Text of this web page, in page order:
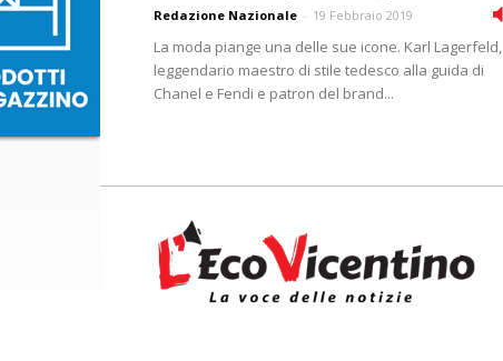
Redazione Nazionale - 19 Febbraio 2019
La moda piange una delle sue icone. Karl Lagerfeld,
leggendario maestro di stile tedesco alla guida di
Chanel e Fendi e patron del brand...